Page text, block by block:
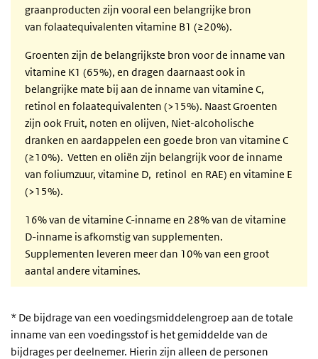
graanproducten zijn vooral een belangrijke bron
van folaatequivalenten vitamine B1 (≥20%).
Groenten zijn de belangrijkste bron voor de inname van
vitamine K1 (65%), en dragen daarnaast ook in
belangrijke mate bij aan de inname van vitamine C,
retinol en folaatequivalenten (>15%). Naast Groenten
zijn ook Fruit, noten en olijven, Niet-alcoholische
dranken en aardappelen een goede bron van vitamine C
(≥10%). Vetten en oliën zijn belangrijk voor de inname
van foliumzuur, vitamine D, retinol en RAE) en vitamine E
(>15%).
16% van de vitamine C-inname en 28% van de vitamine
D-inname is afkomstig van supplementen.
Supplementen leveren meer dan 10% van een groot
aantal andere vitamines.
* De bijdrage van een voedingsmiddelengroep aan de totale
inname van een voedingsstof is het gemiddelde van de
bijdrages per deelnemer. Hierin zijn alleen de personen